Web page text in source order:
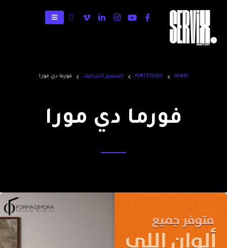
HOME
PORTFOLIOS التصميم الجرافيك فورما دي مورا
فورما دي مورا